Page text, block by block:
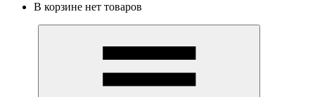
В корзине нет товаров